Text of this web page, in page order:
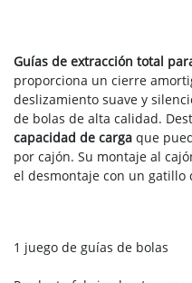
Guías de extracción total
proporciona un cierre
deslizamiento suave y
de bolas de alta calidad.
capacidad de carga que
por cajón. Su montaje al
el desmontaje con un gatillo
1 juego de guías de bolas